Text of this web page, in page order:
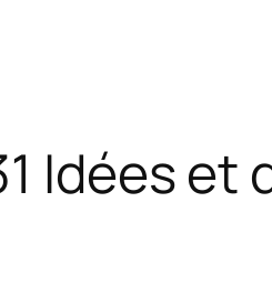
Idées et